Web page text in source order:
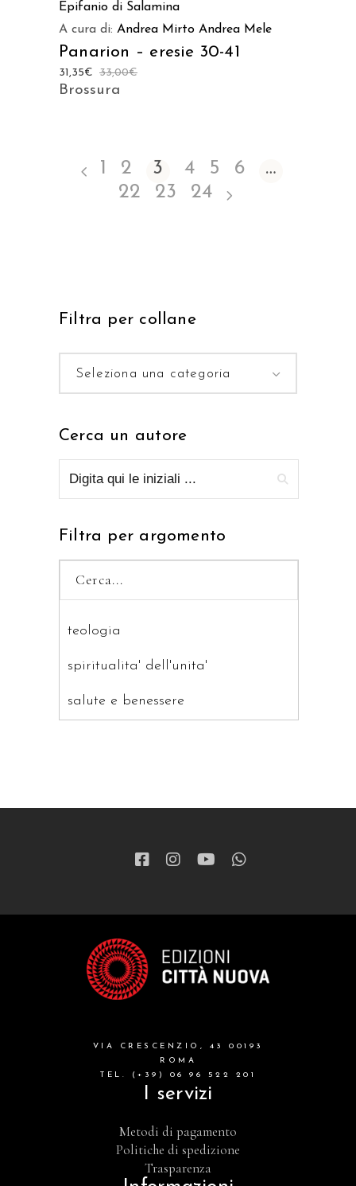
Epifanio di Salamina
A cura di: Andrea Mirto Andrea Mele
Panarion – eresie 30-41
33,00€
31,35€
Brossura
1 2 3 4 5 6
…
22
23 24
Filtra per collane
Seleziona una categoria
Cerca un autore
Filtra per argomento
teologia
spiritualita' dell'unita'
salute e benessere
patristica
grandi opere
formazione cristiana e liturgia
catalogo storico
attualita'
VIA CRESCENZIO, 43 00193
ROMA
TEL. (+39) 06 96 522 201
I servizi
Metodi di pagamento
Politiche di spedizione
Trasparenza